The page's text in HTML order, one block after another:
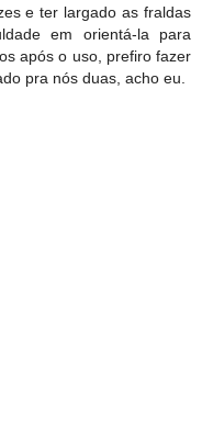
e ter largado as fraldas
em orientá-la para
após o uso, prefiro fazer
pra nós duas, acho eu.